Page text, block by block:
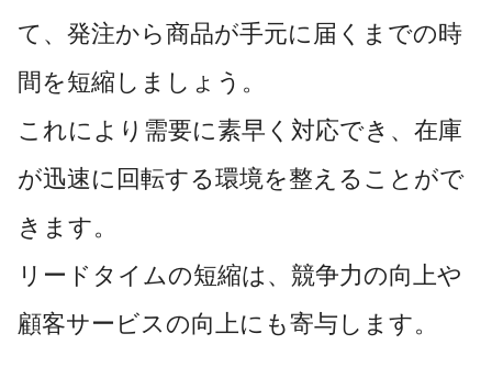
て、発注から商品が手元に届くまでの時
間を短縮しましょう。
これにより需要に素早く対応でき、在庫
が迅速に回転する環境を整えることがで
きます。
リードタイムの短縮は、競争力の向上や
顧客サービスの向上にも寄与します。